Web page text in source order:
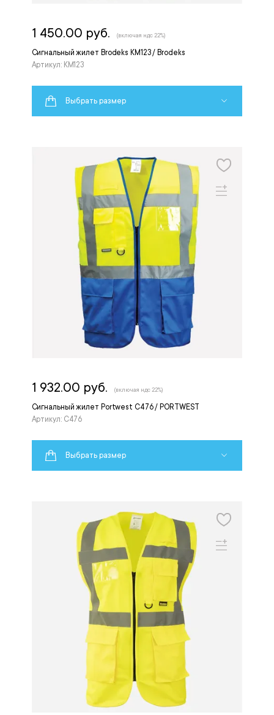
Сигнальный жилет Brodeks KM123 / Brodeks
Артикул: KM123
1 450.00 руб. (включая ндс 22%)
Выбрать размер
Сигнальный жилет Portwest C476 / PORTWEST
Артикул: C476
1 932.00 руб. (включая ндс 22%)
Выбрать размер